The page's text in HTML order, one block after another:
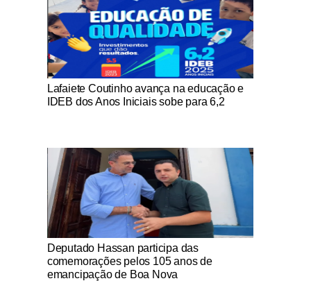
Notícias Católicas
Lafaiete Coutinho avança na educação e
IDEB dos Anos Iniciais sobe para 6,2
Notícias Católicas
Deputado Hassan participa das
comemorações pelos 105 anos de
emancipação de Boa Nova